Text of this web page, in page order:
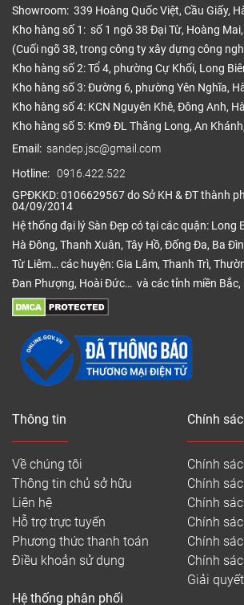
Showroom: 339 Hoàng Quốc Việt, Cầu Giấy,
Kho hàng số 1: số 1 ngõ 38 Đại Từ, Hoàng
(Cuối ngõ 38, trong công ty xây dựng công
Kho hàng số 2: Tổ 4, phường Cự Khối, Long
Kho hàng số 3: Đường 6, phường Yên Nghĩa,
Kho hàng số 4: KCN Nguyên Khê, Đông Anh,
Kho hàng số 5: Km9 ĐL Thăng Long, An
Email: sandep.jsc@gmail.com
Hotline: 0916.422.522
GPĐKKD: 0106629567 do Sở KH & ĐT thành
04/09/2014
Hệ thống đại lý Sàn Đẹp có tại các quận: Long
Hà Đông, Thanh Xuân, Tây Hồ, Đống Đa, Ba
Từ Liêm… các huyện: Gia Lâm, Thanh Trì,
Đan Phượng, Hoài Đức… và các tỉnh miền Bắc,
Thông tin
Về chúng tôi
Thông tin chủ sở hữu
Liên hệ
Hỗ trợ trực tuyến
Phương thức thanh toán
Điều khoản sử dụng
Chính
Chính
Chính
Chính
Chính
Chính
Chính
Giải
Hệ thống phân phối